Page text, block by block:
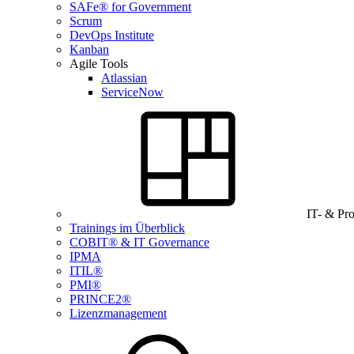
SAFe® for Government
Scrum
DevOps Institute
Kanban
Agile Tools
Atlassian
ServiceNow
IT- &
Trainings im Überblick
COBIT® & IT Governance
IPMA
ITIL®
PMI®
PRINCE2®
Lizenzmanagement